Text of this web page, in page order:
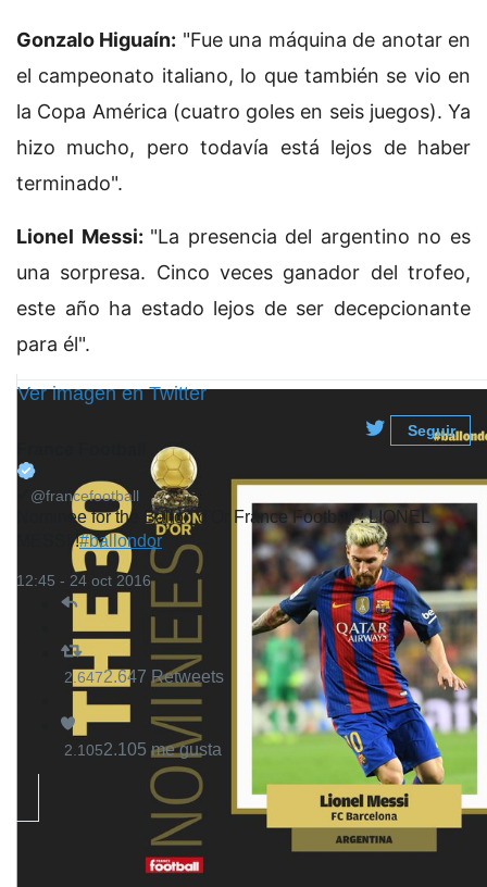
Gonzalo Higuaín: "Fue una máquina de anotar en
el campeonato italiano, lo que también se vio en
la Copa América (cuatro goles en seis juegos). Ya
hizo mucho, pero todavía está lejos de haber
terminado".
Lionel Messi: "La presencia del argentino no es
una sorpresa. Cinco veces ganador del trofeo,
este año ha estado lejos de ser decepcionante
para él".
Ver imagen en Twitter
Seguir
@francefootball
Nominee for the Ballon d'Or France Football : LIONEL
MESSI !#ballondor
12:45 - 24 oct 2016
2.6472.647 Retweets
2.1052.105 me gusta
El resto de los nominados son (se publicaron por
orden alfabético): Pierre-Emerick Aubameyang